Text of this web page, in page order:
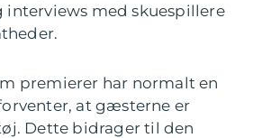
med skuespillere
premierer har normalt en
at gæsterne er
Dette bidrager til den